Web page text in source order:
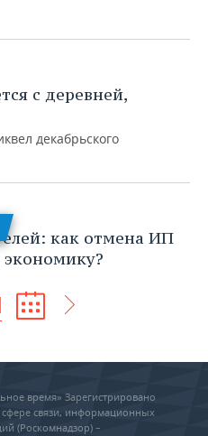
с деревней,
декабрьского
как отмена ИП
экономику?
время» Зарегистрировано
связи, информационных
(Роскомнадзор) –